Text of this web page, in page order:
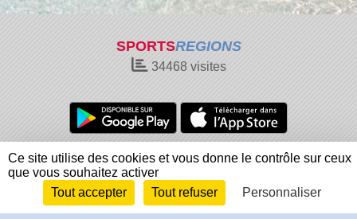
SPORTSREGIONS
34468visites
Charte cookies
Gestion des cookies
Informations légales
Signaler un contenu inapproprié
Envie de participer ?
Connexion
Ce site utilise des cookies et vous donne le contrôle sur ceux
que vous souhaitez activer
Tout accepter
Tout refuser Personnaliser